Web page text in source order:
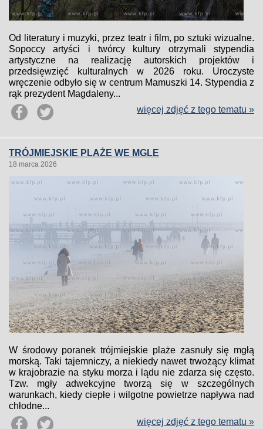
Od literatury i muzyki, przez teatr i film, po sztuki wizualne.
Sopoccy artyści i twórcy kultury otrzymali stypendia
artystyczne na realizację autorskich projektów i
przedsięwzięć kulturalnych w 2026 roku. Uroczyste
wręczenie odbyło się w centrum Mamuszki 14. Stypendia z
rąk prezydent Magdaleny...
więcej zdjęć z tego tematu »
TRÓJMIEJSKIE PLAŻE WE MGLE
18 marca 2026
W środowy poranek trójmiejskie plaże zasnuły się mgłą
morską. Taki tajemniczy, a niekiedy nawet trwożący klimat
w krajobrazie na styku morza i lądu nie zdarza się często.
Tzw. mgły adwekcyjne tworzą się w szczególnych
warunkach, kiedy ciepłe i wilgotne powietrze napływa nad
chłodne...
więcej zdjęć z tego tematu »